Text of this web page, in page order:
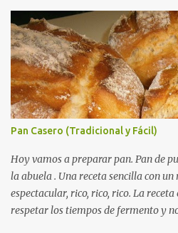
Pan Casero (Tradicional y Fácil)
Hoy vamos a preparar pan. Pan de
la abuela . Una receta sencilla con
espectacular, rico, rico, rico. La receta
respetar los tiempos de fermento y